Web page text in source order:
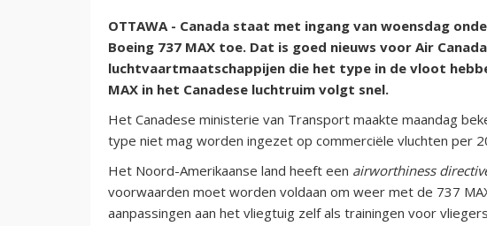
OTTAWA - Canada staat met ingang van woensdag
Boeing 737 MAX toe. Dat is goed nieuws voor Air
luchtvaartmaatschappijen die het type in de vloot
MAX in het Canadese luchtruim volgt snel.
Het Canadese ministerie van Transport maakte maandag
type niet mag worden ingezet op commerciële vluchten per
Het Noord-Amerikaanse land heeft een airworthiness
voorwaarden moet worden voldaan om weer met de 737
aanpassingen aan het vliegtuig zelf als trainingen voor